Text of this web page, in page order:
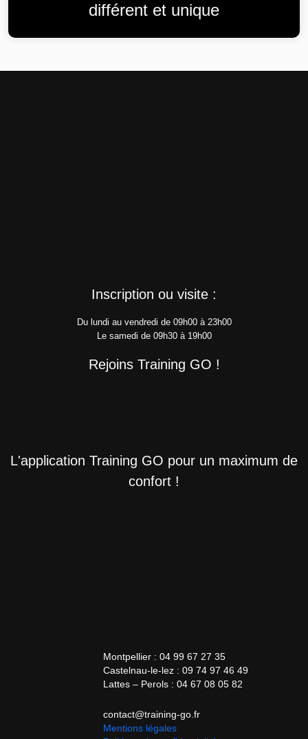
différent et unique
Inscription ou visite :
Du lundi au vendredi de 09h00 à 23h00
Le samedi de 09h30 à 19h00
Rejoins Training GO !
L'application Training GO pour un maximum de
confort !
Montpellier : 04 99 67 27 35
Castelnau-le-lez : 09 74 97 46 49
Lattes – Perols : 04 67 08 05 82
contact@training-go.fr
Mentions légales